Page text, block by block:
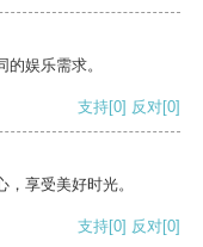
娱乐需求。
支持[0] 反对[0]
享受美好时光。
支持[0] 反对[0]